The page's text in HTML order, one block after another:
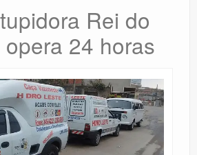
Rei do
24 horas